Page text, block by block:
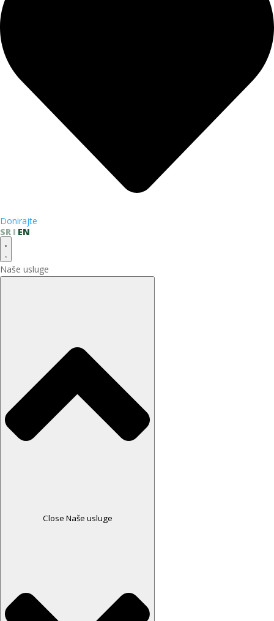
Donirajte
SR
EN
Naše usluge
Close Naše usluge